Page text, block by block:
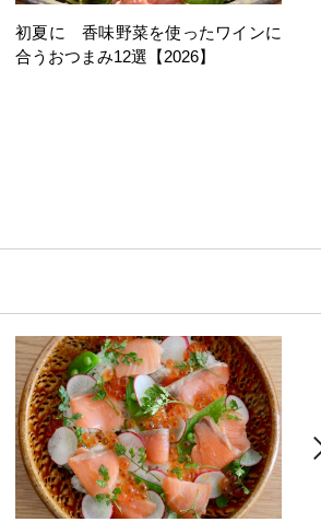
初夏に 香味野菜を使ったワインに
合うおつまみ12選【2026】